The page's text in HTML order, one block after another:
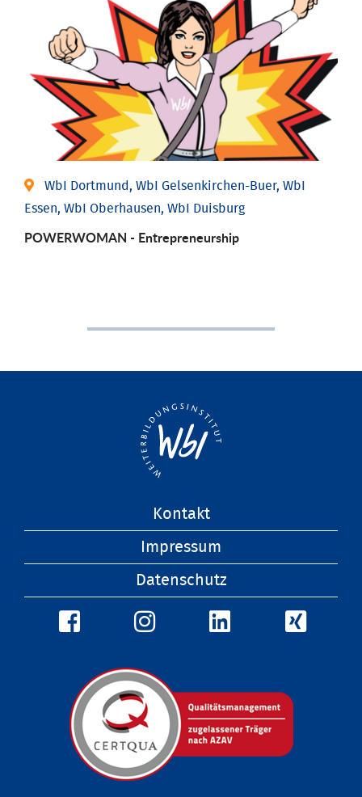
WbI Dortmund, WbI Gelsenkirchen-Buer, WbI
Essen, WbI Oberhausen, WbI Duisburg
POWERWOMAN - Entrepreneurship
Kontakt
Impressum
Datenschutz